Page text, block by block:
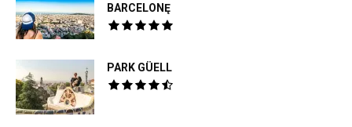
BARCELONĘ
PARK GÜELL